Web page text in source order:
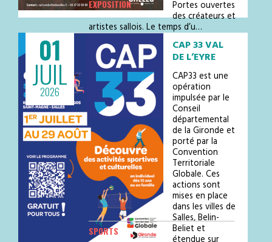
Portes ouvertes
des créateurs et
artistes sallois. Le temps d’u…
EXPOSITION
01
JUIL
2026
CAP 33 VAL
DE L’EYRE
CAP33 est une
opération
impulsée par le
Conseil
départemental
de la Gironde et
porté par la
Convention
Territoriale
Globale. Ces
actions sont
mises en place
dans les villes de
Salles, Belin-
Beliet et
SPORTS